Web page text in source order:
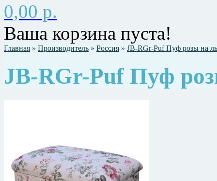
0,00 р.
Ваша корзина пуста!
Главная » Производитель » Россия » JB-RGr-Puf Пуф розы на
JB-RGr-Puf Пуф